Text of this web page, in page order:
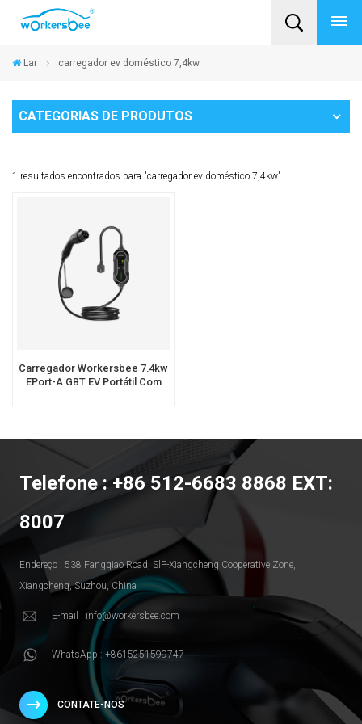
Lar carregador ev doméstico 7,4kw
CATEGORIAS DE PRODUTOS
1 resultados encontrados para "carregador ev doméstico 7,4kw"
Carregador Workersbee 7.4kw
EPort-A GBT EV Portátil Com
Telefone : +86 512-6683 8868 EXT:
8007
Endereço : 538 Fangqiao Road, SlP-Xiangcheng Cooperative Zone,
Xiangcheng, Suzhou, China
E-mail : info@workersbee.com
WhatsApp : +8615251599747
CONTATE-NOS